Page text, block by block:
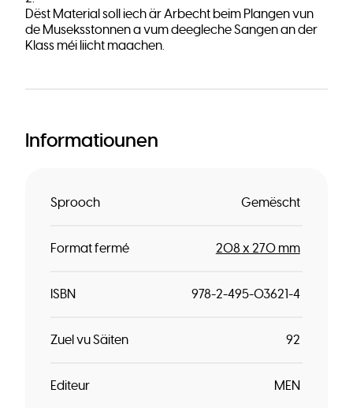
Dëst Material soll iech är Arbecht beim Plangen vun
de Museksstonnen a vum deegleche Sangen an der
Klass méi liicht maachen.
Informatiounen
Sprooch Gemëscht
Format fermé 208 x 270 mm
ISBN 978-2-495-03621-4
Zuel vu Säiten 92
Editeur MEN